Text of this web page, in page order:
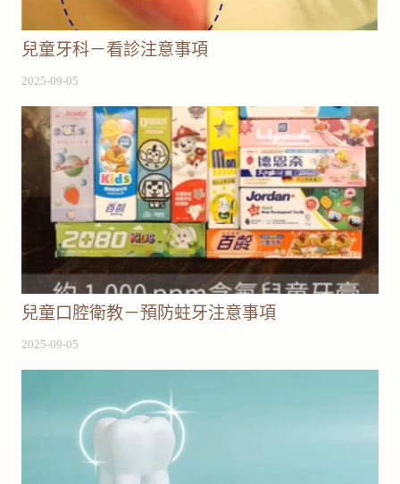
兒童牙科－看診注意事項
2025-09-05
兒童口腔衛教－預防蛀牙注意事項
2025-09-05